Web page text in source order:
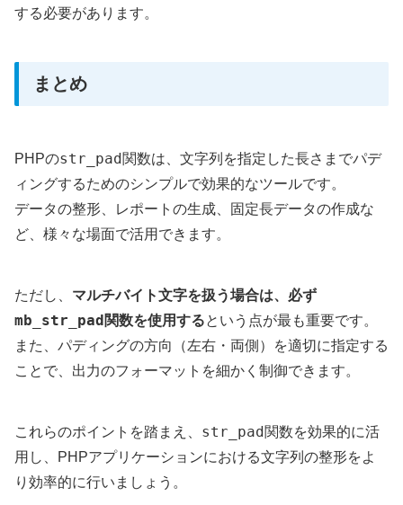
する必要があります。
まとめ
PHPのstr_pad関数は、文字列を指定した長さまでパデ
ィングするためのシンプルで効果的なツールです。
データの整形、レポートの生成、固定長データの作成な
ど、様々な場面で活用できます。
ただし、 マルチバイト文字を扱う場合は、必ず
mb_str_pad関数を使用するという点が最も重要です。
また、パディングの方向（左右・両側）を適切に指定する
ことで、出力のフォーマットを細かく制御できます。
これらのポイントを踏まえ、 str_pad関数を効果的に活
用し、PHPアプリケーションにおける文字列の整形をよ
り効率的に行いましょう。